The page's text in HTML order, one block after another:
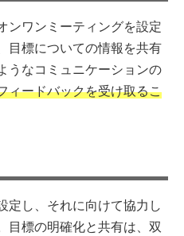
ンワンミーティングを設定
目標についての情報を共有
うなコミュニケーションの
ィードバックを受け取るこ
定し、それに向けて協力し
目標の明確化と共有は、双